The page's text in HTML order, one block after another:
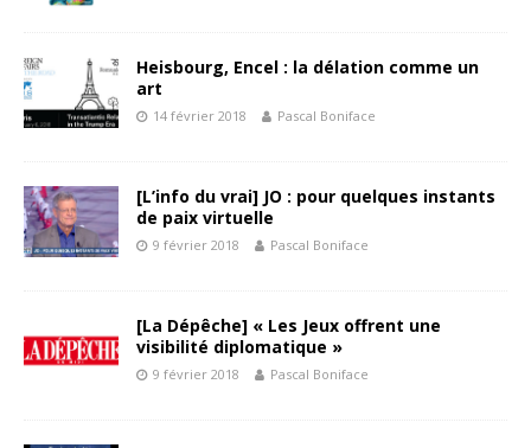
Heisbourg, Encel : la délation comme un
art
14 février 2018 Pascal Boniface
[L’info du vrai] JO : pour quelques instants
de paix virtuelle
9 février 2018 Pascal Boniface
[La Dépêche] « Les Jeux offrent une
visibilité diplomatique »
9 février 2018 Pascal Boniface